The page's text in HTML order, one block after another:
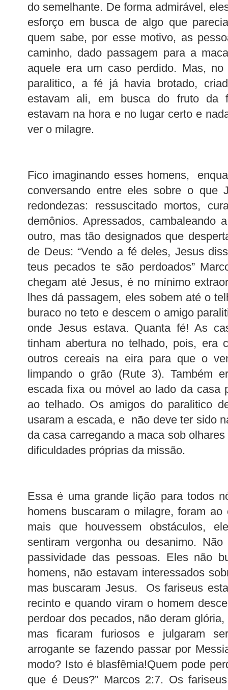
do semelhante. De forma admirável,
esforço em busca de algo que
quem sabe, por esse motivo, as
caminho, dado passagem para a
aquele era um caso perdido. Mas,
paralitico, a fé já havia brotado,
estavam ali, em busca do fruto da
estavam na hora e no lugar certo e
ver o milagre.
Fico imaginando esses homens,
conversando entre eles sobre o que
redondezas: ressuscitado mortos,
demônios. Apressados, cambaleando
outro, mas tão designados que
de Deus: “Vendo a fé deles, Jesus
teus pecados te são perdoados”
chegam até Jesus, é no mínimo
lhes dá passagem, eles sobem até o
buraco no teto e descem o amigo
onde Jesus estava. Quanta fé! As
tinham abertura no telhado, pois, era
outros cereais na eira para que o
limpando o grão (Rute 3). Também
escada fixa ou móvel ao lado da casa
ao telhado. Os amigos do paralitico
usaram a escada, e não deve ter sido
da casa carregando a maca sob
dificuldades próprias da missão.
Essa é uma grande lição para todos
homens buscaram o milagre, foram
mais que houvessem obstáculos,
sentiram vergonha ou desanimo.
passividade das pessoas. Eles não
homens, não estavam interessados
mas buscaram Jesus. Os fariseus
recinto e quando viram o homem
perdoar dos pecados, não deram
mas ficaram furiosos e julgaram
arrogante se fazendo passar por
modo? Isto é blasfêmia!Quem pode
que é Deus?” Marcos 2:7. Os